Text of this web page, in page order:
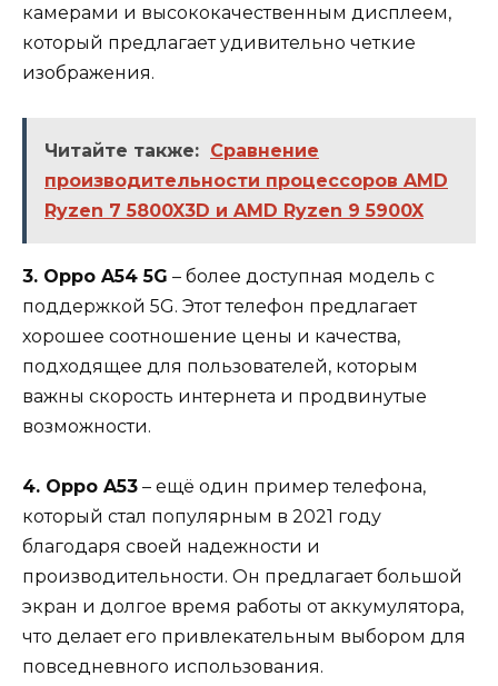
камерами и высококачественным дисплеем,
который предлагает удивительно четкие
изображения.
Читайте также: Сравнение
производительности процессоров AMD
Ryzen 7 5800X3D и AMD Ryzen 9 5900X
3. Oppo A54 5G – более доступная модель с
поддержкой 5G. Этот телефон предлагает
хорошее соотношение цены и качества,
подходящее для пользователей, которым
важны скорость интернета и продвинутые
возможности.
4. Oppo A53 – ещё один пример телефона,
который стал популярным в 2021 году
благодаря своей надежности и
производительности. Он предлагает большой
экран и долгое время работы от аккумулятора,
что делает его привлекательным выбором для
повседневного использования.